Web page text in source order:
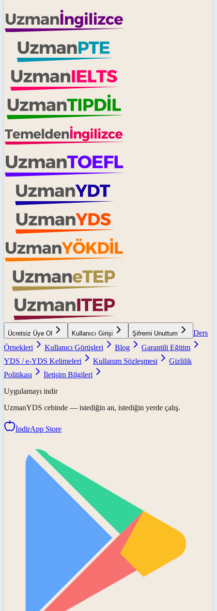
Ücretsiz Üye Ol Kullanıcı Girişi Şifremi Unuttum
Ders
Örnekleri
Kullanıcı Görüşleri Blog
Garantili Eğitim
YDS / e-YDS Kelimeleri
Kullanım Sözleşmesi
Gizlilik
Politikası
İletişim Bilgileri
Uygulamayı indir
UzmanYDS cebinde — istediğin an, istediğin yerde çalış.
İndirApp Store